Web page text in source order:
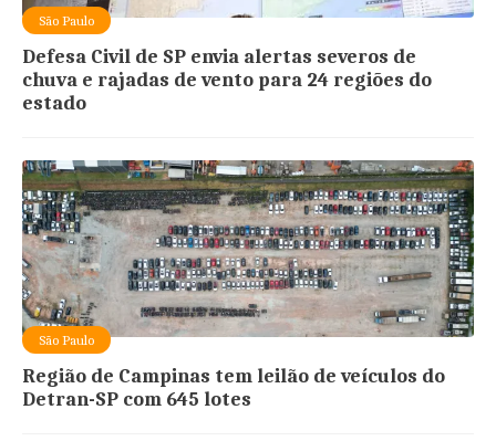
São Paulo
Defesa Civil de SP envia alertas severos de
chuva e rajadas de vento para 24 regiões do
estado
São Paulo
Região de Campinas tem leilão de veículos do
Detran-SP com 645 lotes